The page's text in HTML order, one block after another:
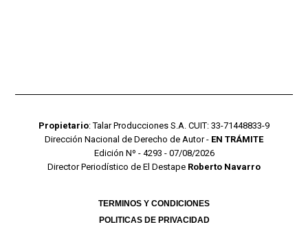
Propietario: Talar Producciones S.A. CUIT: 33-71448833-9
Dirección Nacional de Derecho de Autor - EN TRÁMITE
Edición Nº - 4293 - 07/08/2026
Director Periodístico de El Destape Roberto Navarro
TERMINOS Y CONDICIONES
POLITICAS DE PRIVACIDAD